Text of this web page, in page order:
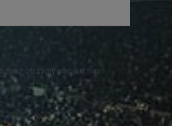
otrzymywać od nas